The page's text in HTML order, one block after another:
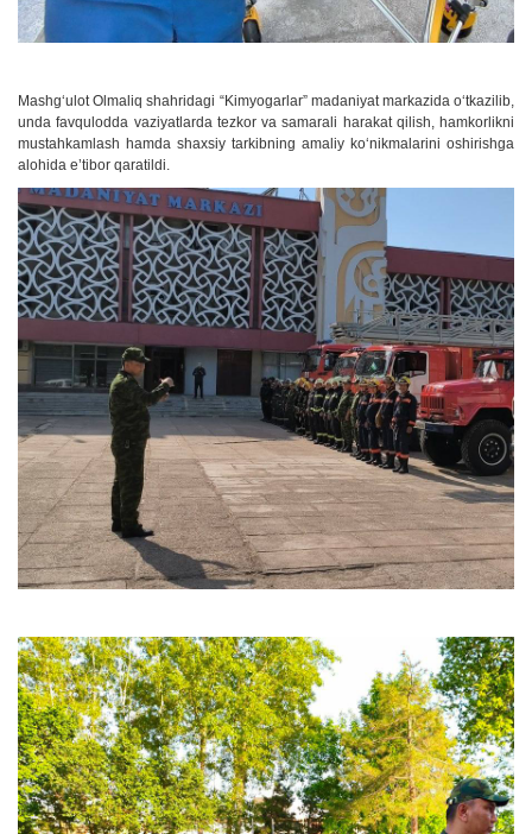
Mashg‘ulot Olmaliq shahridagi “Kimyogarlar” madaniyat markazida o‘tkazilib,
unda favqulodda vaziyatlarda tezkor va samarali harakat qilish, hamkorlikni
mustahkamlash hamda shaxsiy tarkibning amaliy ko‘nikmalarini oshirishga
alohida e’tibor qaratildi.